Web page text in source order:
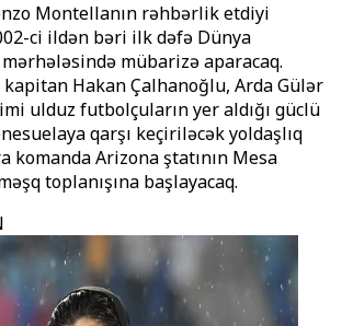
Montellanın rəhbərlik etdiyi
ci ildən bəri ilk dəfə Dünya
mübarizə aparacaq.
Hakan Çalhanoğlu, Arda Gülər
ulduz futbolçuların yer aldığı güclü
qarşı keçiriləcək yoldaşlıq
komanda Arizona ştatının Mesa
toplanışına başlayacaq.